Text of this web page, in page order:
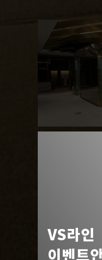
VS라인
이벤트